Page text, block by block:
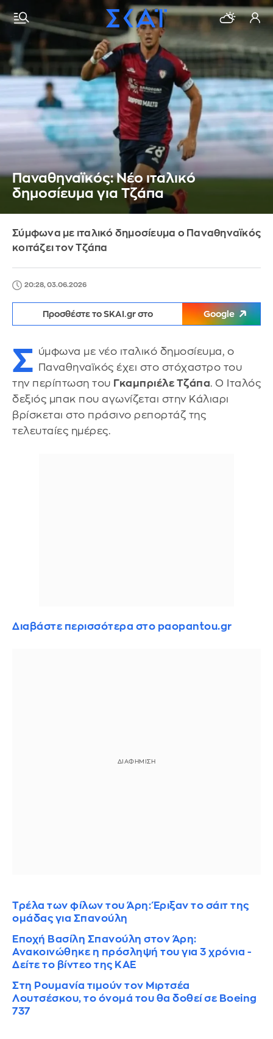
Παναθηναϊκός: Νέο ιταλικό
δημοσίευμα για Τζάπα
Σύμφωνα με ιταλικό δημοσίευμα ο Παναθηναϊκός
κοιτάζει τον Τζάπα
20:28, 03.06.2026
Προσθέστε το SKAI.gr στο Google
Σ ύμφωνα με νέο ιταλικό δημοσίευμα, ο
Παναθηναϊκός έχει στο στόχαστρο του
την περίπτωση του Γκαμπριέλε Τζάπα. Ο Ιταλός
δεξιός μπακ που αγωνίζεται στην Κάλιαρι
βρίσκεται στο πράσινο ρεπορτάζ της
τελευταίες ημέρες.
Διαβάστε περισσότερα στο paopantou.gr
Τρέλα των φίλων του Άρη: Έριξαν το σάιτ της
ομάδας για Σπανούλη
Εποχή Βασίλη Σπανούλη στον Άρη:
Ανακοινώθηκε η πρόσληψή του για 3 χρόνια -
Δείτε το βίντεο της ΚΑΕ
Στη Ρουμανία τιμούν τον Μιρτσέα
Λουτσέσκου, το όνομά του θα δοθεί σε Boeing
737